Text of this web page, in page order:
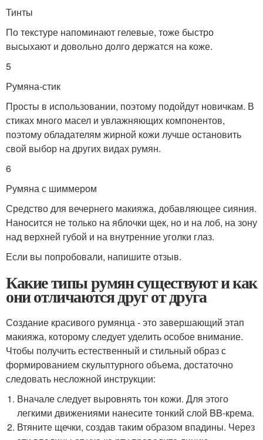
Тинты
По текстуре напоминают гелевые, тоже быстро
высыхают и довольно долго держатся на коже.
5
Румяна-стик
Просты в использовании, поэтому подойдут новичкам. В
стиках много масел и увлажняющих компонентов,
поэтому обладателям жирной кожи лучше остановить
свой выбор на других видах румян.
6
Румяна с шиммером
Средство для вечернего макияжа, добавляющее сияния.
Наносится не только на яблочки щек, но и на лоб, на зону
над верхней губой и на внутренние уголки глаз.
Если вы попробовали, напишите отзыв.
Какие типы румян существуют и как
они отличаются друг от друга
Создание красивого румянца - это завершающий этап
макияжа, которому следует уделить особое внимание.
Чтобы получить естественный и стильный образ с
формированием скульптурного объема, достаточно
следовать несложной инструкции:
Вначале следует выровнять тон кожи. Для этого
легкими движениями нанесите тонкий слой BB-крема.
Втяните щечки, создав таким образом впадины. Через